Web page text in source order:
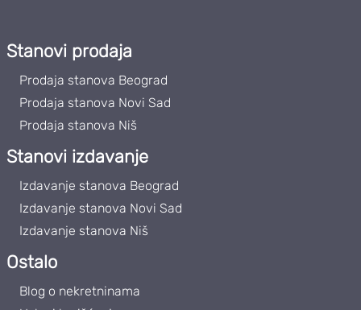
Stanovi prodaja
Prodaja stanova Beograd
Prodaja stanova Novi Sad
Prodaja stanova Niš
Stanovi izdavanje
Izdavanje stanova Beograd
Izdavanje stanova Novi Sad
Izdavanje stanova Niš
Ostalo
Blog o nekretninama